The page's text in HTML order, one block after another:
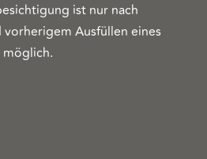
ist nur nach
vorherigem Ausfüllen eines